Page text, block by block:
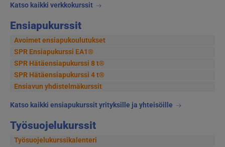
Katso kaikki verkkokurssit
Ensiapukurssit
Avoimet ensiapukoulutukset
SPR Ensiapukurssi EA1®
SPR Hätäensiapukurssi 8 t®
SPR Hätäensiapukurssi 4 t®
Ensiavun yhdistelmäkurssit
Katso kaikki ensiapukurssit yrityksille ja yhteisöille
Työsuojelukurssit
Työsuojelukurssikalenteri